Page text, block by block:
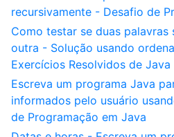
recursivamente - Desafio de
Como testar se duas palavras
outra - Solução usando
Exercícios Resolvidos de Java
Escreva um programa Java
informados pelo usuário
de Programação em Java